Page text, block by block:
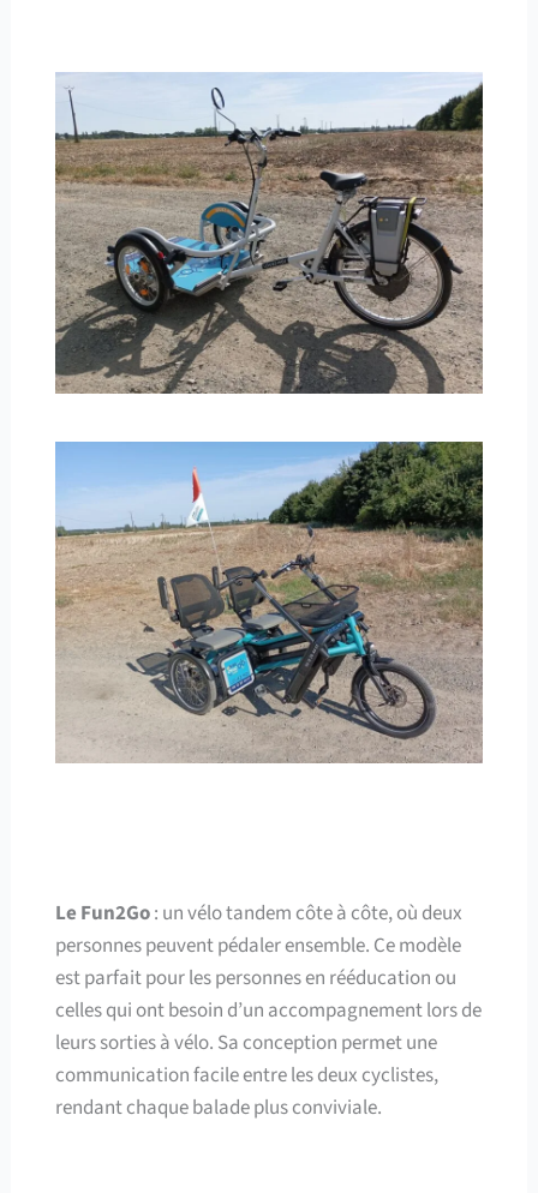
Le Fun2Go: un vélo tandem côte à côte, où deux
personnes peuvent pédaler ensemble. Ce modèle
est parfait pour les personnes en rééducation ou
celles qui ont besoin d’un accompagnement lors de
leurs sorties à vélo. Sa conception permet une
communication facile entre les deux cyclistes,
rendant chaque balade plus conviviale.